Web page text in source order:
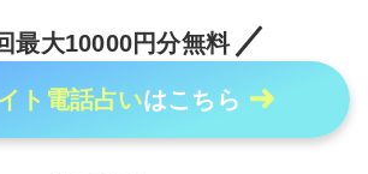
最大10000円分無料
ト電話占いはこちら